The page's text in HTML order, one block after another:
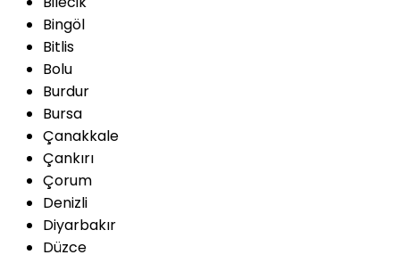
Bingöl
Bitlis
Bolu
Burdur
Bursa
Çanakkale
Çankırı
Çorum
Denizli
Diyarbakır
Düzce